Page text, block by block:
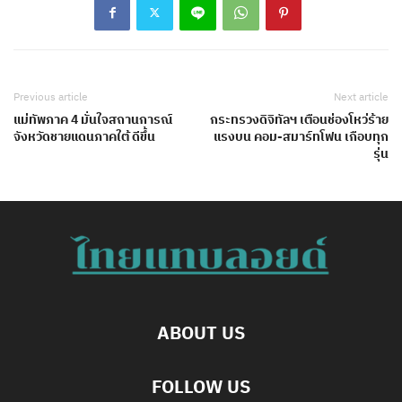
Previous article
แม่ทัพภาค 4 มั่นใจสถานการณ์
จังหวัดชายแดนภาคใต้ ดีขึ้น
Next article
กระทรวงดิจิทัลฯ เตือนช่องโหว่ร้าย
แรงบน คอม-สมาร์ทโฟน เกือบทุก
รุ่น
ABOUT US
FOLLOW US